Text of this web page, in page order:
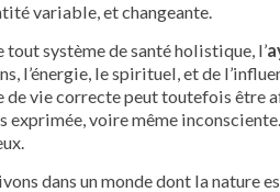
variable, et changeante.
tout système de santé holistique, l’
l’énergie, le spirituel, et de
de vie correcte peut toutefois être
exprimée, voire même
dans un monde dont la nature